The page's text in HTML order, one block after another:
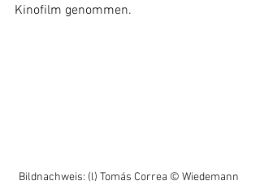
Kinofilm genommen.
Bildnachweis: (l) Tomás Correa © Wiedemann